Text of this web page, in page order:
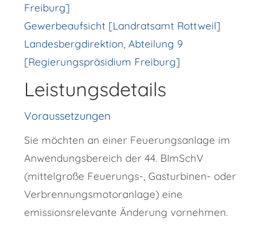
Freiburg]
Gewerbeaufsicht [Landratsamt Rottweil]
Landesbergdirektion, Abteilung 9
[Regierungspräsidium Freiburg]
Leistungsdetails
Voraussetzungen
Sie möchten an einer Feuerungsanlage im
Anwendungsbereich der 44. BImSchV
(mittelgroße Feuerungs-, Gasturbinen- oder
Verbrennungsmotoranlage) eine
emissionsrelevante Änderung vornehmen.